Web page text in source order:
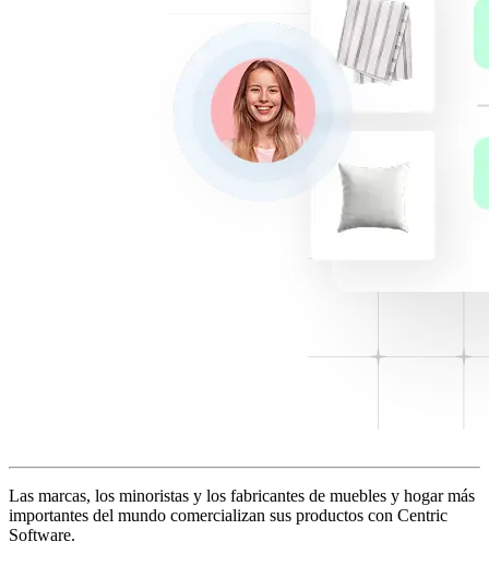
Las marcas, los minoristas y los fabricantes de muebles y hogar más
importantes del mundo comercializan sus productos con Centric
Software.